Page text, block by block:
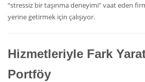
“stressiz bir taşınma deneyimi” vaat eden
yerine getirmek için çalışıyor.
Hizmetleriyle Fark
Portföy